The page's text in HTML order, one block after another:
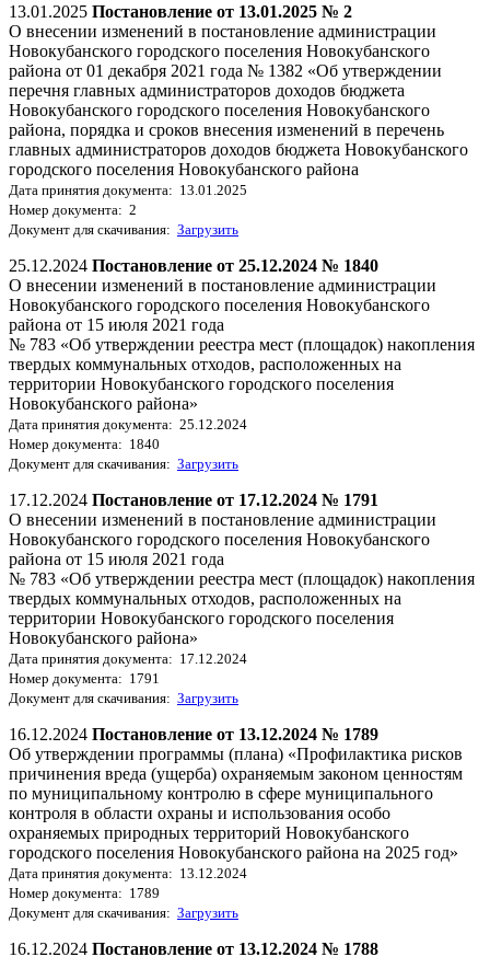
13.01.2025 Постановление от 13.01.2025 № 2
О внесении изменений в постановление администрации
Новокубанского городского поселения Новокубанского
района от 01 декабря 2021 года № 1382 «Об утверждении
перечня главных администраторов доходов бюджета
Новокубанского городского поселения Новокубанского
района, порядка и сроков внесения изменений в перечень
главных администраторов доходов бюджета Новокубанского
городского поселения Новокубанского района
Дата принятия документа: 13.01.2025
Номер документа: 2
Документ для скачивания: Загрузить
25.12.2024 Постановление от 25.12.2024 № 1840
О внесении изменений в постановление администрации
Новокубанского городского поселения Новокубанского
района от 15 июля 2021 года
№ 783 «Об утверждении реестра мест (площадок) накопления
твердых коммунальных отходов, расположенных на
территории Новокубанского городского поселения
Новокубанского района»
Дата принятия документа: 25.12.2024
Номер документа: 1840
Документ для скачивания: Загрузить
17.12.2024 Постановление от 17.12.2024 № 1791
О внесении изменений в постановление администрации
Новокубанского городского поселения Новокубанского
района от 15 июля 2021 года
№ 783 «Об утверждении реестра мест (площадок) накопления
твердых коммунальных отходов, расположенных на
территории Новокубанского городского поселения
Новокубанского района»
Дата принятия документа: 17.12.2024
Номер документа: 1791
Документ для скачивания: Загрузить
16.12.2024 Постановление от 13.12.2024 № 1789
Об утверждении программы (плана) «Профилактика рисков
причинения вреда (ущерба) охраняемым законом ценностям
по муниципальному контролю в сфере муниципального
контроля в области охраны и использования особо
охраняемых природных территорий Новокубанского
городского поселения Новокубанского района на 2025 год»
Дата принятия документа: 13.12.2024
Номер документа: 1789
Документ для скачивания: Загрузить
16.12.2024 Постановление от 13.12.2024 № 1788